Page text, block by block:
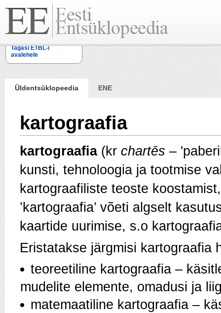
Tagasi ETBL-i
avalehele
Üldentsüklopeedia ENE
kartograafia
kartograafia(kr chartēs –
kunsti, tehnoloogia ja tootmise
kartograafiliste teoste
’kartograafia’ võeti algselt
kaartide uurimise, s.o
Eristatakse järgmisi kartograafia
teoreetiline kartograafia –
mudelite elemente, omadusi ja
matemaatiline kartograafia –